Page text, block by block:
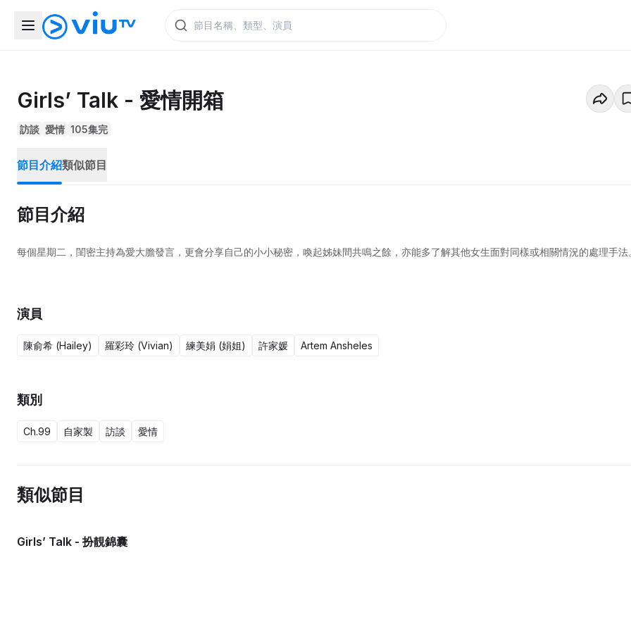
Girls’ Talk - 愛情開箱
訪談 愛情 105集完
節目介紹類似節目
節目介紹
每個星期二，閨密主持為愛大膽發言，更會分享自己的小小秘密，喚起姊妹間共鳴之餘，亦能多了解其他女生面對同樣或相關情況的處理手法
演員
陳俞希 (Hailey) 羅彩玲 (Vivian) 練美娟 (娟姐) 許家媛 Artem Ansheles
類別
Ch.99 自家製 訪談 愛情
類似節目
Girls’ Talk - 扮靚錦囊